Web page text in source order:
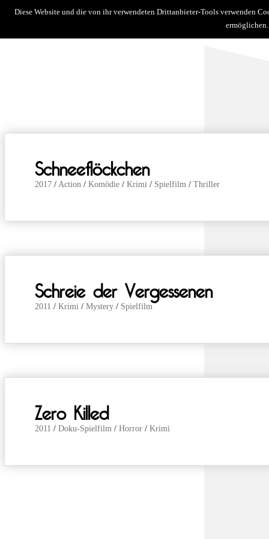
news über uns filme
Schneeflöckchen
2017 / Action / Komödie / Krimi / Spielfilm / Thriller
Schreie der Vergessenen
2011 / Krimi / Mystery / Spielfilm
Zero Killed
2011 / Doku-Spielfilm / Horror / Krimi
Diese Website und die von ihr verwendeten Drittanbieter-Tools verwenden
ermöglichen.